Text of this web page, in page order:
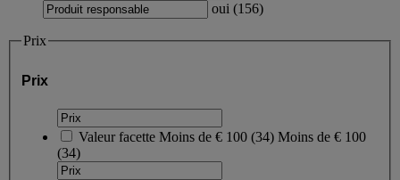
oui (156)
Prix
Prix
Valeur facette Moins de € 100 (34) Moins de € 100
(34)